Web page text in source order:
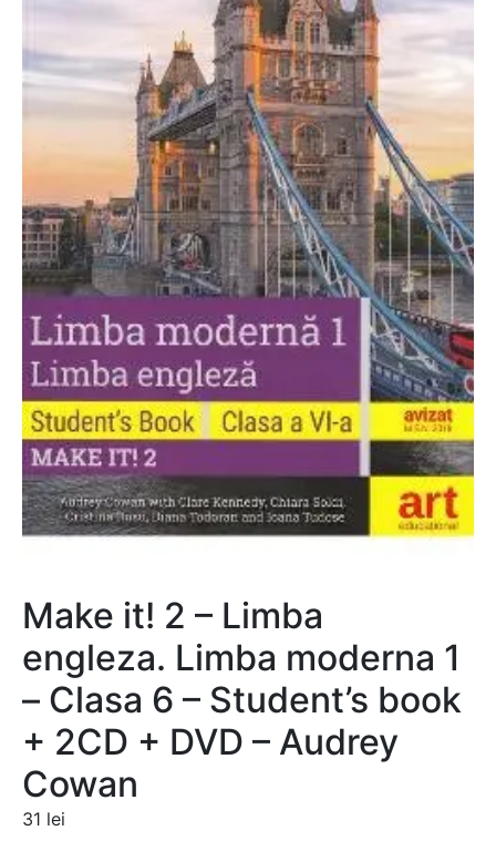
Make it! 2 – Limba
engleza. Limba moderna 1
– Clasa 6 – Student’s book
+ 2CD + DVD – Audrey
Cowan
31 lei